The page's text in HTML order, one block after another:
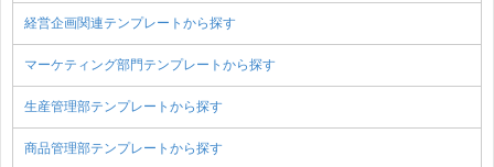
経営企画関連テンプレートから探す
マーケティング部門テンプレートから探す
生産管理部テンプレートから探す
商品管理部テンプレートから探す